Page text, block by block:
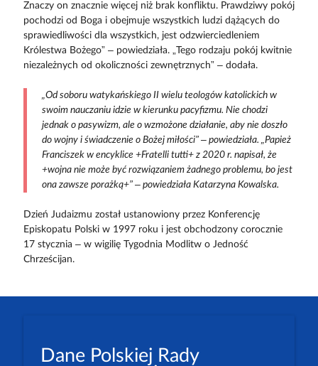
Znaczy on znacznie więcej niż brak konfliktu. Prawdziwy pokój
pochodzi od Boga i obejmuje wszystkich ludzi dążących do
sprawiedliwości dla wszystkich, jest odzwierciedleniem
Królestwa Bożego” – powiedziała. „Tego rodzaju pokój kwitnie
niezależnych od okoliczności zewnętrznych” – dodała.
„Od soboru watykańskiego II wielu teologów katolickich w
swoim nauczaniu idzie w kierunku pacyfizmu. Nie chodzi
jednak o pasywizm, ale o wzmożone działanie, aby nie doszło
do wojny i świadczenie o Bożej miłości” – powiedziała. „Papież
Franciszek w encyklice +Fratelli tutti+ z 2020 r. napisał, że
+wojna nie może być rozwiązaniem żadnego problemu, bo jest
ona zawsze porażką+” – powiedziała Katarzyna Kowalska.
Dzień Judaizmu został ustanowiony przez Konferencję
Episkopatu Polski w 1997 roku i jest obchodzony corocznie
17 stycznia – w wigilię Tygodnia Modlitw o Jedność
Chrześcijan.
Dane Polskiej Rady